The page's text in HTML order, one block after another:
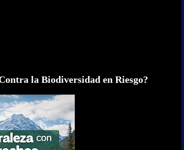
la Biodiversidad en Riesgo?